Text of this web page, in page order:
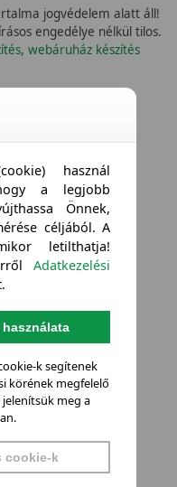
jogvédelem alatt áll!
engedélye nélkül tilos.
webáruház készítés
használ
a legjobb
Önnek,
céljából. A
letilthatja!
Adatkezelési
k segítenek
körének megfelelő
meg a
cookie-k